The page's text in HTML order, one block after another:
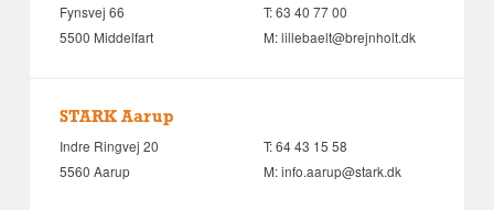
Fynsvej 66
5500 Middelfart
T:63 40 77 00
M:lillebaelt@brejnholt.dk
STARK Aarup
Indre Ringvej 20
5560 Aarup
T:64 43 15 58
M:info.aarup@stark.dk